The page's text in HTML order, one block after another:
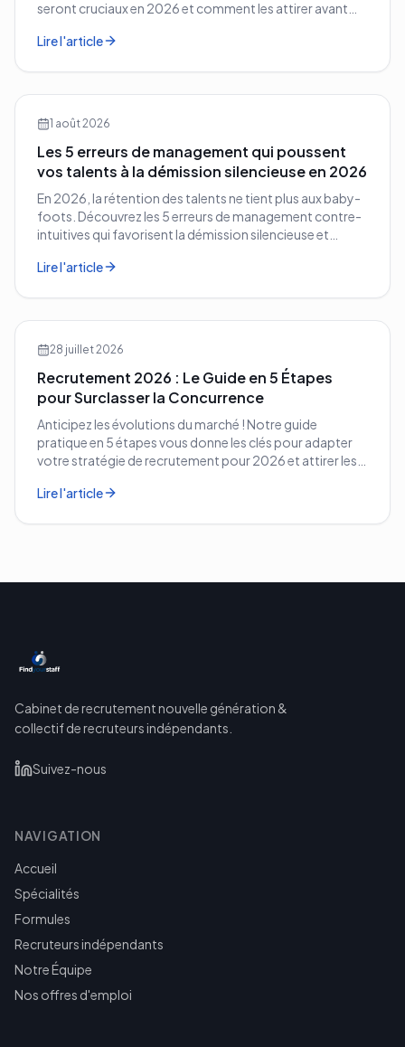
seront cruciaux en 2026 et comment les attirer avant
Lire l'article
1 août 2026
Les 5 erreurs de management qui poussent
vos talents à la démission silencieuse en 2026
En 2026, la rétention des talents ne tient plus aux baby-
foots. Découvrez les 5 erreurs de management contre-
intuitives qui favorisent la démission silencieuse et
Lire l'article
28 juillet 2026
Recrutement 2026 : Le Guide en 5 Étapes
pour Surclasser la Concurrence
Anticipez les évolutions du marché ! Notre guide
pratique en 5 étapes vous donne les clés pour adapter
votre stratégie de recrutement pour 2026 et attirer les
Lire l'article
Cabinet de recrutement nouvelle génération &
collectif de recruteurs indépendants.
Suivez-nous
NAVIGATION
Accueil
Spécialités
Formules
Recruteurs indépendants
Notre Équipe
Nos offres d'emploi